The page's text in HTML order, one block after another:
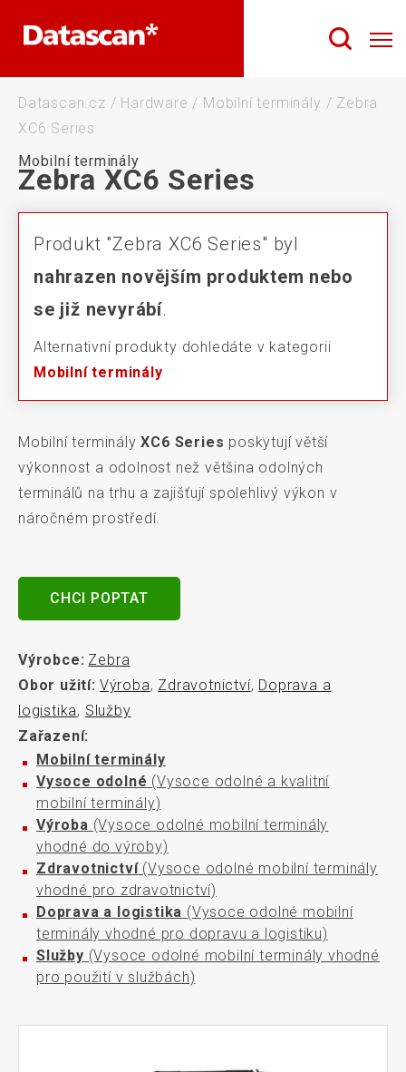
Datascan.cz / Hardware / Mobilní terminály / Zebra
XC6 Series
Mobilní terminály
Zebra XC6 Series
Produkt "Zebra XC6 Series" byl
nahrazen novějším produktem nebo
se již nevyrábí.
Alternativní produkty dohledáte v kategorii
Mobilní terminály
Mobilní terminályXC6 Series poskytují větší
výkonnost a odolnost než většina odolných
terminálů na trhu a zajišťují spolehlivý výkon v
náročném prostředí.
CHCI POPTAT
Výrobce: Zebra
Obor užití: Výroba, Zdravotnictví, Doprava a
logistika, Služby
Zařazení:
Mobilní terminály
Vysoce odolné (Vysoce odolné a kvalitní
mobilní terminály)
Výroba (Vysoce odolné mobilní terminály
vhodné do výroby)
Zdravotnictví(Vysoce odolné mobilní terminály
vhodné pro zdravotnictví)
Doprava a logistika (Vysoce odolné mobilní
terminály vhodné pro dopravu a logistiku)
Služby (Vysoce odolné mobilní terminály vhodné
pro použití v službách)